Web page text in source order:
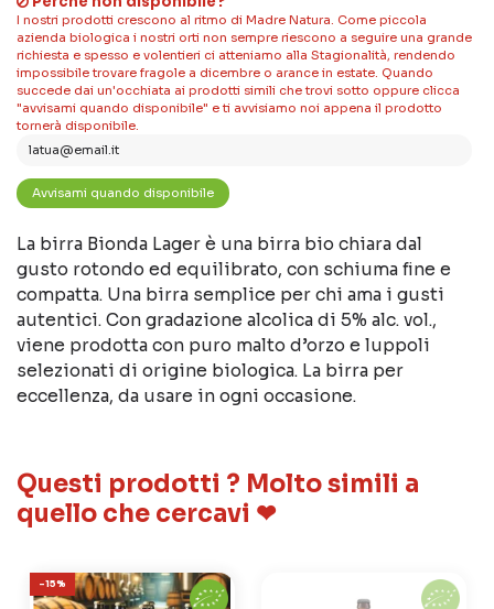
I nostri prodotti crescono al ritmo di Madre Natura. Come piccola
azienda biologica i nostri orti non sempre riescono a seguire una grande
richiesta e spesso e volentieri ci atteniamo alla Stagionalità, rendendo
impossibile trovare fragole a dicembre o arance in estate. Quando
succede dai un'occhiata ai prodotti simili che trovi sotto oppure clicca
"avvisami quando disponibile" e ti avvisiamo noi appena il prodotto
tornerà disponibile.
La birra Bionda Lager è una birra bio chiara dal
gusto rotondo ed equilibrato, con schiuma fine e
compatta. Una birra semplice per chi ama i gusti
autentici. Con gradazione alcolica di 5% alc. vol.,
viene prodotta con puro malto d’orzo e luppoli
selezionati di origine biologica. La birra per
eccellenza, da usare in ogni occasione.
Questi prodotti ? Molto simili a
quello che cercavi ❤
-15%